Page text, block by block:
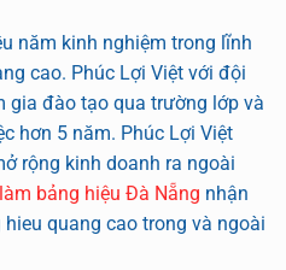
năm kinh nghiệm trong lĩnh
cao. Phúc Lợi Việt với đội
gia đào tạo qua trường lớp và
hơn 5 năm. Phúc Lợi Việt
rộng kinh doanh ra ngoài
làm bảng hiệu Đà Nẵng nhận
quang cao trong và ngoài